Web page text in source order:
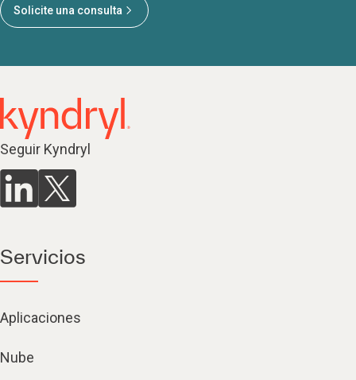
Solicite una consulta
Seguir Kyndryl
Servicios
Aplicaciones
Nube